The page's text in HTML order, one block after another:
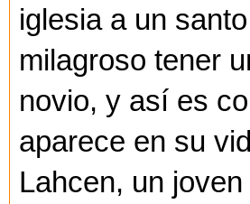
iglesia a un santo
milagroso tener
novio, y así es
aparece en su
Lahcen, un joven